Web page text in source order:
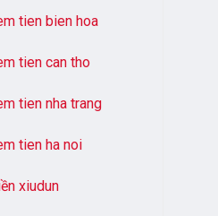
tien bien hoa
tien can tho
tien nha trang
tien ha noi
xiudun